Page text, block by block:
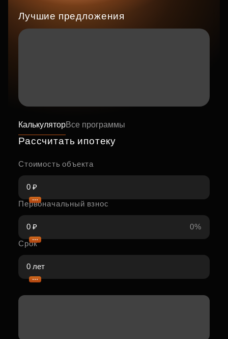
Лучшие предложения
КалькуляторВсе программы
Рассчитать ипотеку
Стоимость объекта
Первоначальный взнос
0%
Срок